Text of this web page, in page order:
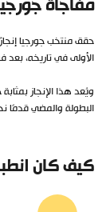
مفاجأة
الأولى في تاريخه، بعد
ويُعد هذا الإنجاز
البطولة والمضي قدمًا
كيف كان